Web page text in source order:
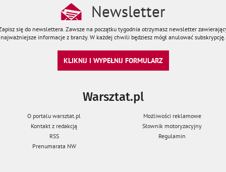
Newsletter
się do newslettera. Zawsze na początku tygodnia otrzymasz newsletter
najważniejsze informacje z branży. W każdej chwili będziesz mógł anulować subskrypcję.
KLIKNIJ I WYPEŁNIJ FORMULARZ
Warsztat.pl
O portalu warsztat.pl
Możliwości reklamowe
Kontakt z redakcją
Słownik motoryzacyjny
RSS
Regulamin
Prenumarata NW